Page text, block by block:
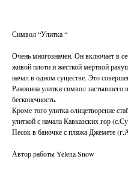
Символ “Улитка “
Очень многозначен. Он включает в
живой плоти и жесткой мертвой
начал в одном существе. Это
Раковина улитки символ застывшего
бесконечность.
Кроме того улитка олицетворение
улиткой с начала Кавказских гор
Песок в баночке с пляжа Джемете
Автор работы Yelena Snow